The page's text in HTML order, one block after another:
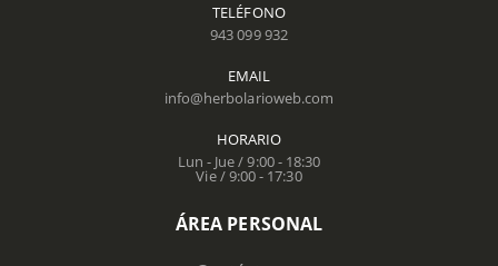
TELÉFONO
943 099 932
EMAIL
info@herbolarioweb.com
HORARIO
Lun - Jue / 9:00 - 18:30
Vie / 9:00 - 17:30
ÁREA PERSONAL